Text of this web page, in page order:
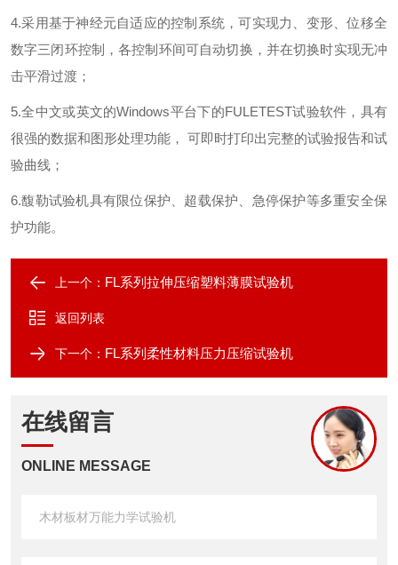
4.采用基于神经元自适应的控制系统，可实现力、变形、位移全
数字三闭环控制，各控制环间可自动切换，并在切换时实现无冲
击平滑过渡；
5.全中文或英文的Windows平台下的FULETEST试验软件，具有
很强的数据和图形处理功能， 可即时打印出完整的试验报告和试
验曲线；
6.馥勒试验机具有限位保护、超载保护、急停保护等多重安全保
护功能。
上一个： FL系列拉伸压缩塑料薄膜试验机
返回列表
下一个： FL系列柔性材料压力压缩试验机
在线留言
ONLINE MESSAGE